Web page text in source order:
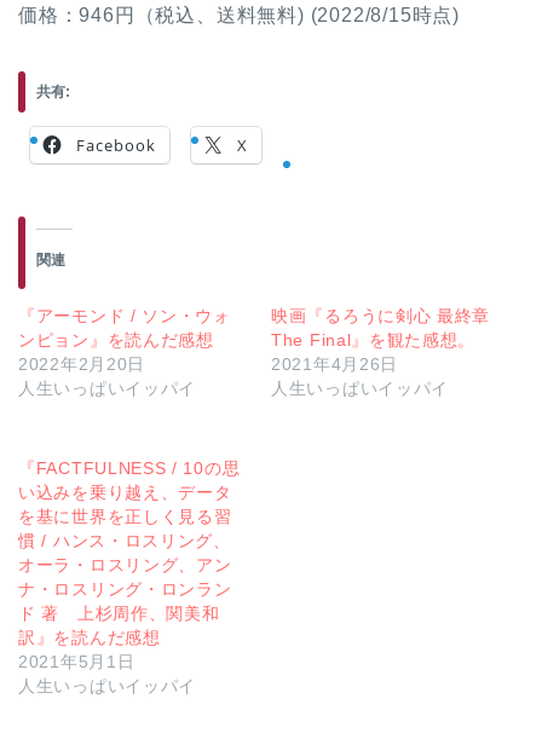
価格：946円（税込、送料無料) (2022/8/15時点)
共有:
Facebook X
関連
『アーモンド / ソン・ウォ
ンピョン』を読んだ感想
2022年2月20日
人生いっぱいイッパイ
映画『るろうに剣心 最終章
The Final』を観た感想。
2021年4月26日
人生いっぱいイッパイ
『FACTFULNESS / 10の思
い込みを乗り越え、データ
を基に世界を正しく見る習
慣 / ハンス・ロスリング、
オーラ・ロスリング、アン
ナ・ロスリング・ロンラン
ド 著 上杉周作、関美和
訳』を読んだ感想
2021年5月1日
人生いっぱいイッパイ